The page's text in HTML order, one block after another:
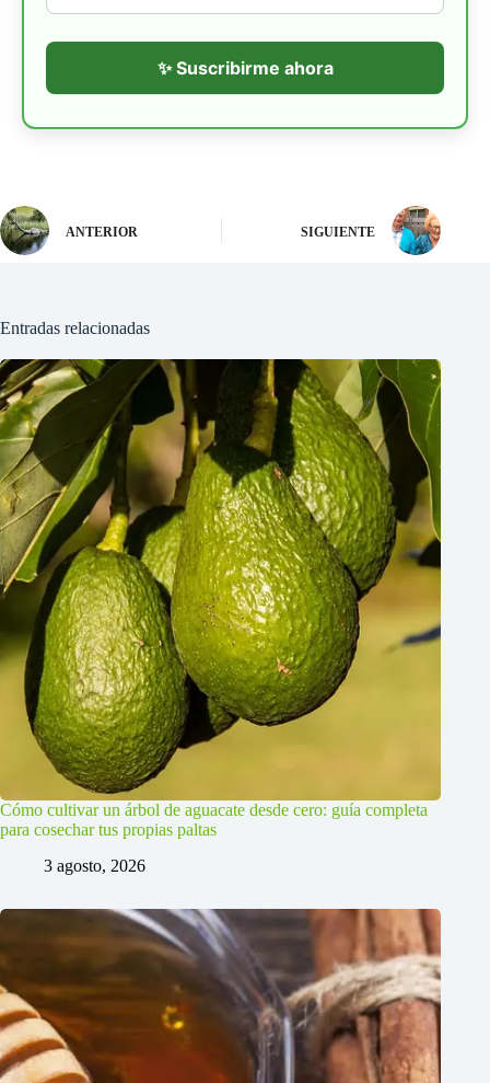
✨ Suscribirme ahora
ANTERIOR SIGUIENTE
Entradas relacionadas
Cómo cultivar un árbol de aguacate desde cero: guía completa
para cosechar tus propias paltas
3 agosto, 2026